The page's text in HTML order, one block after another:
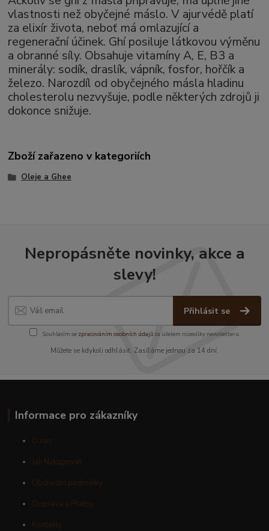
vlastnosti než obyčejné máslo. V ajurvédě platí
za elixír života, neboť má omlazující a
regenerační účinek. Ghí posiluje látkovou výměnu
a obranné síly. Obsahuje vitamíny A, E, B3 a
minerály: sodík, draslík, vápník, fosfor, hořčík a
železo. Narozdíl od obyčejného másla hladinu
cholesterolu nezvyšuje, podle některých zdrojů ji
dokonce snižuje.
Zboží zařazeno v kategoriích
Oleje a Ghee
Nepropásněte novinky, akce a
slevy!
Přihlásit se
Souhlasím se zpracováním osobních údajůza účelem rozesílky newsletteru.
Můžete se kdykoli odhlásit. Zasíláme jednou za 14 dní.
Informace pro zákazníky
O nás
Jak Nakupovat
Obchodní podmínky
Doprava a Platby
Kontakty